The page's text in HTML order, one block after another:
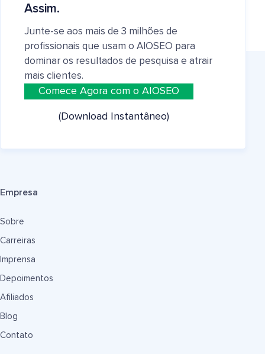
Assim.
Junte-se aos mais de 3 milhões de
profissionais que usam o AIOSEO para
dominar os resultados de pesquisa e atrair
mais clientes.
Comece Agora com o AIOSEO
(Download Instantâneo)
Empresa
Sobre
Carreiras
Imprensa
Depoimentos
Afiliados
Blog
Contato